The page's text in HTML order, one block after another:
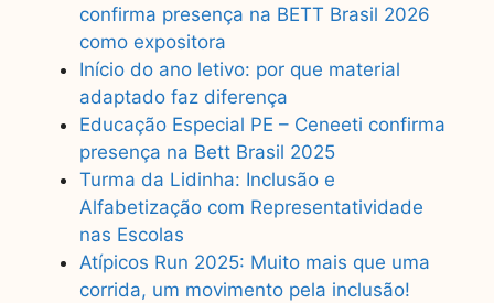
confirma presença na BETT Brasil 2026
como expositora
Início do ano letivo: por que material
adaptado faz diferença
Educação Especial PE – Ceneeti confirma
presença na Bett Brasil 2025
Turma da Lidinha: Inclusão e
Alfabetização com Representatividade
nas Escolas
Atípicos Run 2025: Muito mais que uma
corrida, um movimento pela inclusão!